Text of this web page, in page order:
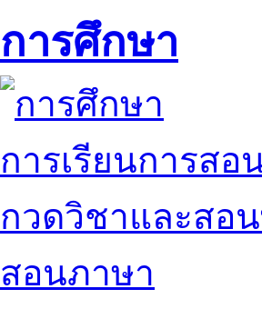
การศึกษา
การเรียนการสอ
กวดวิชาและสอ
สอนภาษา